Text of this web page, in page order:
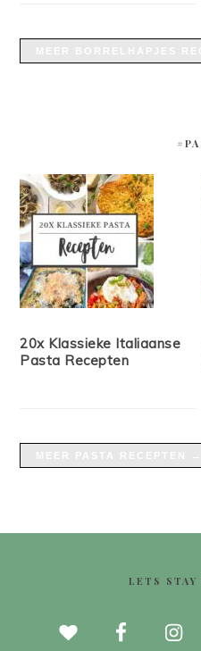
20x Klassieke Italiaanse
Pasta Recepten
LETS